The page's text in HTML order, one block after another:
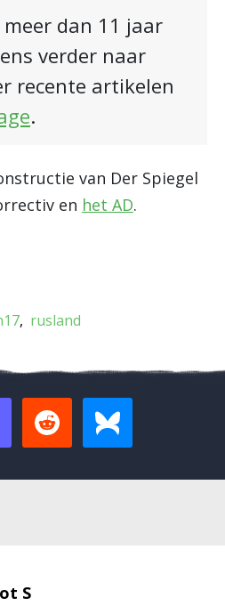
meer dan 11 jaar
verder naar
recente artikelen
.
van Der Spiegel
en het AD.
rusland
S